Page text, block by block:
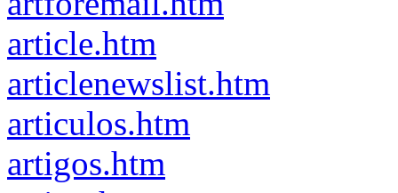
article.htm
articlenewslist.htm
articulos.htm
artigos.htm